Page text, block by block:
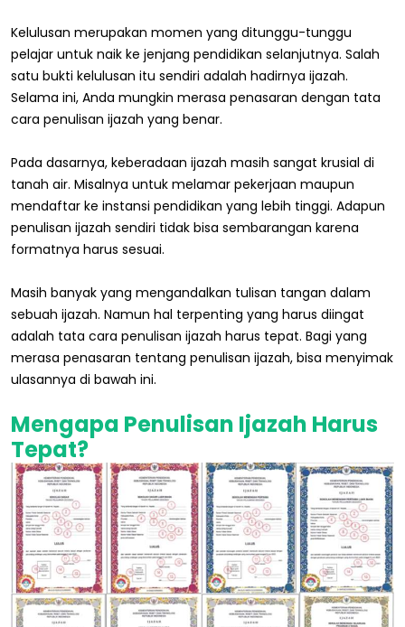
Kelulusan merupakan momen yang ditunggu-tunggu
pelajar untuk naik ke jenjang pendidikan selanjutnya. Salah
satu bukti kelulusan itu sendiri adalah hadirnya ijazah.
Selama ini, Anda mungkin merasa penasaran dengan tata
cara penulisan ijazah yang benar.
Pada dasarnya, keberadaan ijazah masih sangat krusial di
tanah air. Misalnya untuk melamar pekerjaan maupun
mendaftar ke instansi pendidikan yang lebih tinggi. Adapun
penulisan ijazah sendiri tidak bisa sembarangan karena
formatnya harus sesuai.
Masih banyak yang mengandalkan tulisan tangan dalam
sebuah ijazah. Namun hal terpenting yang harus diingat
adalah tata cara penulisan ijazah harus tepat. Bagi yang
merasa penasaran tentang penulisan ijazah, bisa menyimak
ulasannya di bawah ini.
Mengapa Penulisan Ijazah Harus
Tepat?